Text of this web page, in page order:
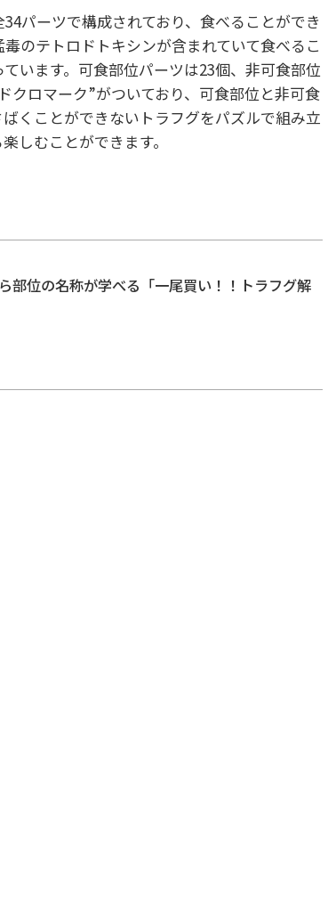
パーツで構成されており、食べることができ
のテトロドトキシンが含まれていて食べるこ
います。可食部位パーツは23個、非可食部位
クロマーク”がついており、可食部位と非可食
くことができないトラフグをパズルで組み立
しむことができます。
部位の名称が学べる「一尾買い！！トラフグ解